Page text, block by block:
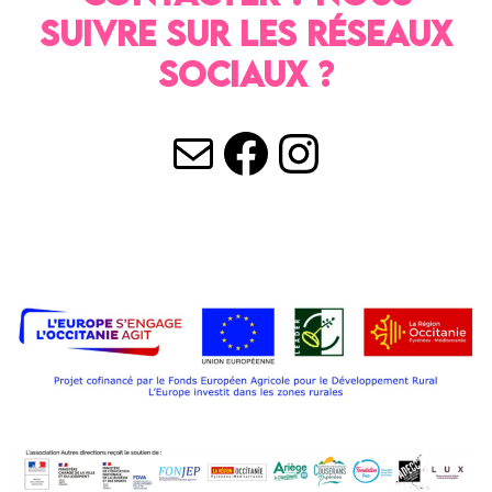
SUIVRE SUR LES RÉSEAUX
SOCIAUX ?